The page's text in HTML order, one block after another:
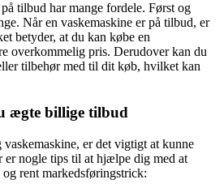
tilbud har mange fordele. Først og
Når en vaskemaskine er på tilbud, er
betyder, at du kan købe en
overkommelig pris. Derudover kan du
tilbehør med til dit køb, hvilket kan
ægte billige tilbud
er det vigtigt at kunne
er nogle tips til at hjælpe dig med at
rent markedsføringstrick: